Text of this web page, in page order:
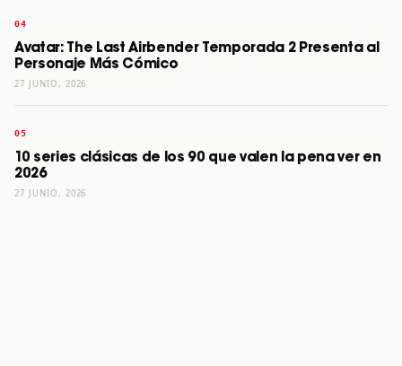
Avatar: The Last Airbender Temporada 2 Presenta al
Personaje Más Cómico
27 JUNIO, 2026
10 series clásicas de los 90 que valen la pena ver en
2026
27 JUNIO, 2026